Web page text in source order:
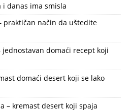
i danas ima smisla
praktičan način da uštedite
jednostavan domaći recept koji
domaći desert koji se lako
– kremast desert koji spaja